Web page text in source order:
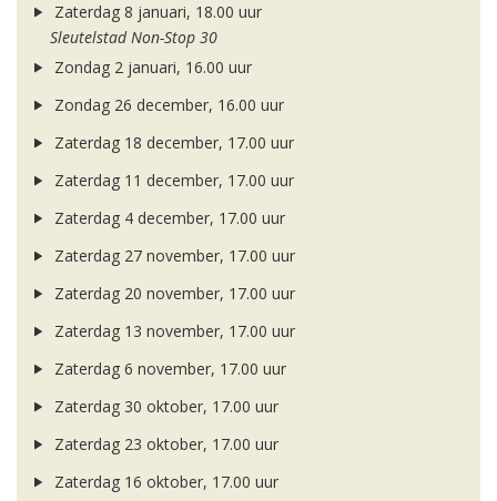
Zaterdag 8 januari, 18.00 uur
Sleutelstad Non-Stop 30
Zondag 2 januari, 16.00 uur
Zondag 26 december, 16.00 uur
Zaterdag 18 december, 17.00 uur
Zaterdag 11 december, 17.00 uur
Zaterdag 4 december, 17.00 uur
Zaterdag 27 november, 17.00 uur
Zaterdag 20 november, 17.00 uur
Zaterdag 13 november, 17.00 uur
Zaterdag 6 november, 17.00 uur
Zaterdag 30 oktober, 17.00 uur
Zaterdag 23 oktober, 17.00 uur
Zaterdag 16 oktober, 17.00 uur